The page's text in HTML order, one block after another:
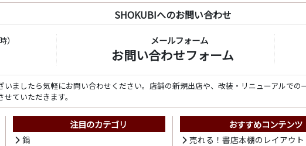
SHOKUBIへのお問い合わせ
メールフォーム
お問い合わせフォーム
ましたら気軽にお問い合わせください。店舗の新規出店や、改装・リニューアルで
ていただきます。
注目のカテゴリ
鍋
おすすめコンテンツ
売れる！書店本棚のレイアウト